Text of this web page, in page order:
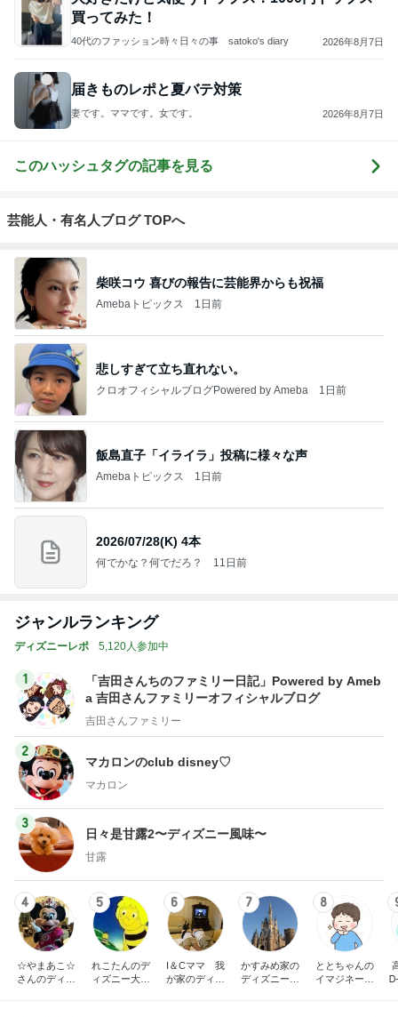
買ってみた！
40代のファッション時々日々の事 satoko's diary 2026年8月7日
届きものレポと夏バテ対策
妻です。ママです。女です。 2026年8月7日
このハッシュタグの記事を見る
芸能人・有名人ブログ TOPへ
柴咲コウ 喜びの報告に芸能界からも祝福
Amebaトピックス 1日前
悲しすぎて立ち直れない。
クロオフィシャルブログPowered by Ameba 1日前
飯島直子「イライラ」投稿に様々な声
Amebaトピックス 1日前
2026/07/28(K) 4本
何でかな？何でだろ？ 11日前
ジャンルランキング
ディズニーレポ 5,120人参加中
1
「吉田さんちのファミリー日記」Powered by Ameb
a 吉田さんファミリーオフィシャルブログ
吉田さんファミリー
2
マカロンのclub disney♡
マカロン
3
日々是甘露2〜ディズニー風味〜
甘露
4
☆やまあこ☆
さんのディズ
5
れこたんのデ
ィズニー大好
6
I＆Cママ 我
が家のディズ
7
かすみめ家の
ディズニー大
8
ととちゃんの
イマジネーシ